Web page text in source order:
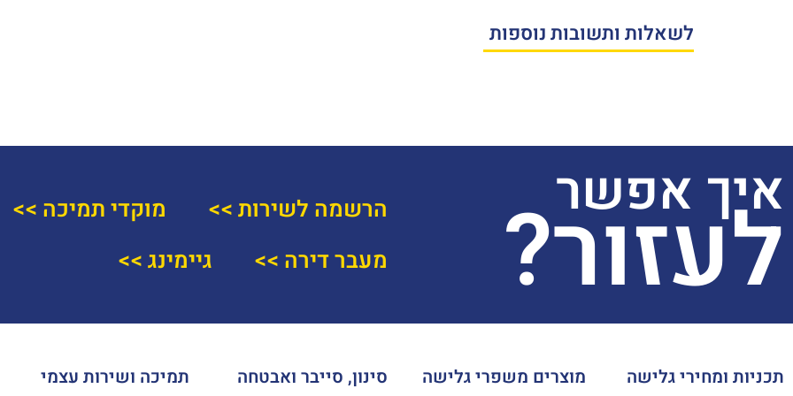
לשאלות ותשובות נוספות
איך אפשר
לעזור? הרשמה לשירות >>
מוקדי תמיכה >>
מעבר דירה >>
גיימינג >>
תכניות ומחירי גלישה מוצרים משפרי גלישה סינון, סייבר ואבטחה תמיכה ושירות עצמי